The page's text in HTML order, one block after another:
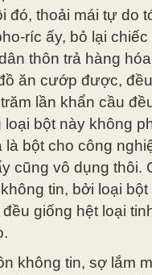
đó, thoải mái tự do
ríc ấy, bỏ lại
thôn trả hàng
ăn cướp được,
lần khẩn cầu
bột này không
bột cho công
cũng vô dụng thôi.
tin, bởi loại
giống hệt loại
không tin, sợ lắm